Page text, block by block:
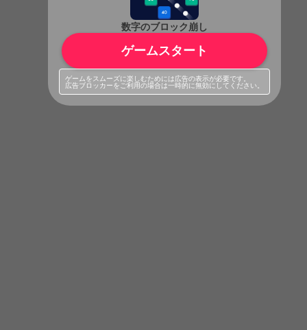
数字のブロック崩し
ゲームスタート
ゲームをスムーズに楽しむためには広告の表示が必要です。
広告ブロッカーをご利用の場合は一時的に無効にしてください。